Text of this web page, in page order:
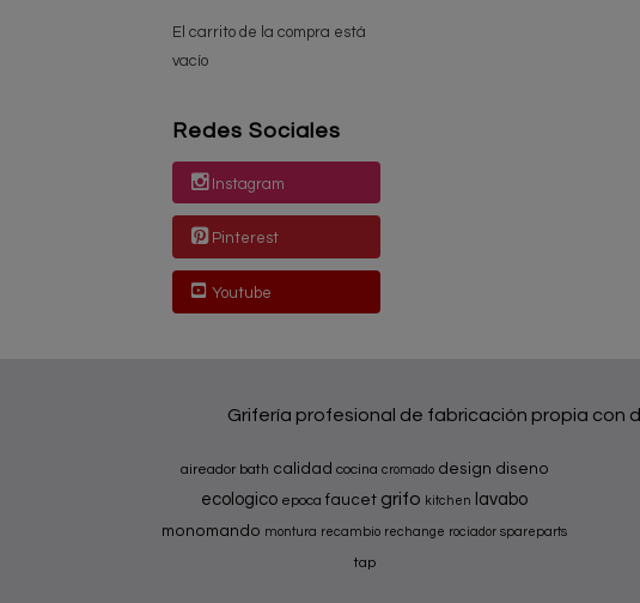
El carrito de la compra está
vacío
Redes Sociales
Instagram
Pinterest
Youtube
Grifería profesional de fabricación propia con
aireador bath calidad cocina cromado design diseno
ecologico epoca faucet grifo kitchen lavabo
monomando montura recambio rechange rociador spareparts
tap